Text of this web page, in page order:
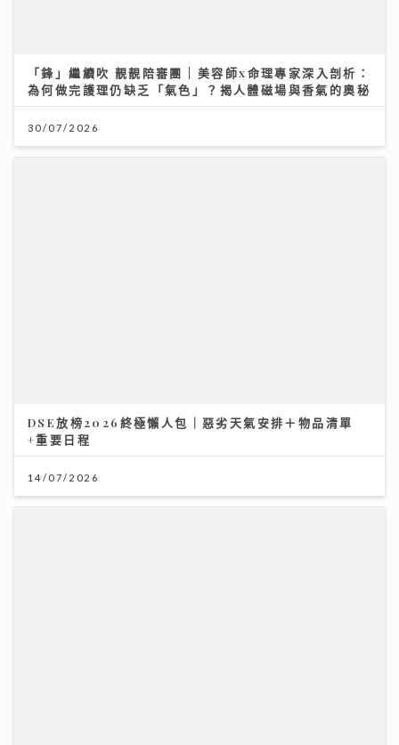
「鋒」繼續吹 靚靚陪審團 | 美容師x命理專家深入剖析：
為何做完護理仍缺乏「氣色」？揭人體磁場與香氣的奧秘
30/07/2026
DSE放榜2026終極懶人包｜惡劣天氣安排＋物品清單
+重要日程
14/07/2026